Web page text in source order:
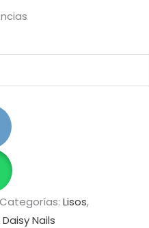
Categorías:Lisos,
Daisy Nails